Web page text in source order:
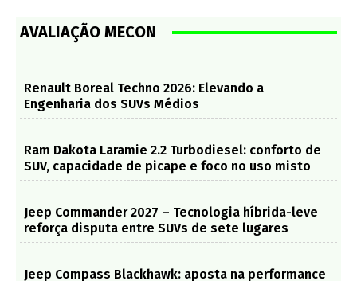
AVALIAÇÃO MECON
Renault Boreal Techno 2026: Elevando a
Engenharia dos SUVs Médios
Ram Dakota Laramie 2.2 Turbodiesel: conforto de
SUV, capacidade de picape e foco no uso misto
Jeep Commander 2027 – Tecnologia híbrida-leve
reforça disputa entre SUVs de sete lugares
Jeep Compass Blackhawk: aposta na performance